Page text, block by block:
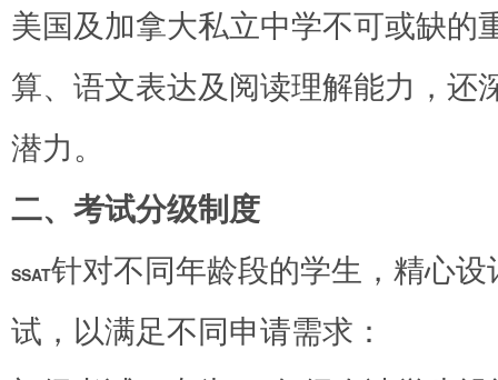
美国及加拿大私立中学不可或缺
算、语文表达及阅读理解能力，还
潜力。
二、考试分级制度
SSAT针对不同年龄段的学生，精心
试，以满足不同申请需求：